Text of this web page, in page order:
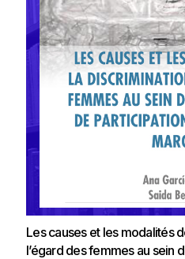
Les causes et les modalités
l’égard des femmes au sein